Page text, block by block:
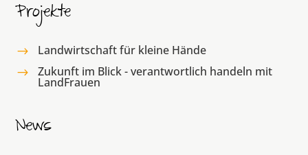
Projekte
$ Landwirtschaft für kleine Hände
$ Zukunft im Blick - verantwortlich handeln mit
LandFrauen
News